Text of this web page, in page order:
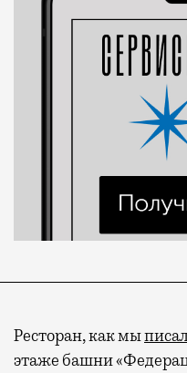
Ресторан, как мы
этаже башни